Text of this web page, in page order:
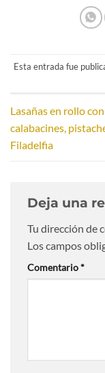
Esta entrada fue
Lasañas en rollo con
calabacines,
Filadelfia
Deja una
Tu dirección de
Los campos
Comentario*